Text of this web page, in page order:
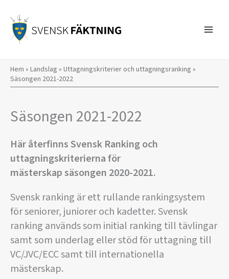
innehåll
Hem » Landslag » Uttagningskriterier och uttagningsranking »
Säsongen 2021-2022
Säsongen 2021-2022
Här återfinns Svensk Ranking och
uttagningskriterierna för
mästerskap säsongen 2020-2021.
Svensk ranking är ett rullande rankingsystem
för seniorer, juniorer och kadetter. Svensk
ranking används som initial ranking till tävlingar
samt som underlag eller stöd för uttagning till
VC/JVC/ECC samt till internationella
mästerskap.